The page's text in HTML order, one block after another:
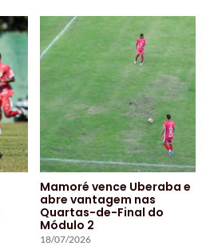
Mamoré vence Uberaba e
abre vantagem nas
Quartas-de-Final do
Módulo 2
18/07/2026